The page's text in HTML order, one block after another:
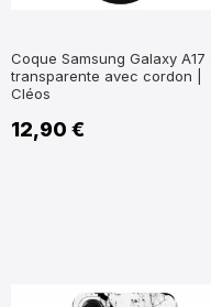
Coque Samsung Galaxy A17
transparente avec cordon |
Cléos
12,90 €